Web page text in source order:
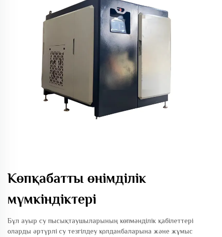
Көпқабатты өнімділік
мүмкіндіктері
Бұл ауыр су пысықтаушыларының көпмәнділік қабілеттері
оларды әртүрлі су тезгілдеу қолданбаларына және жұмыс